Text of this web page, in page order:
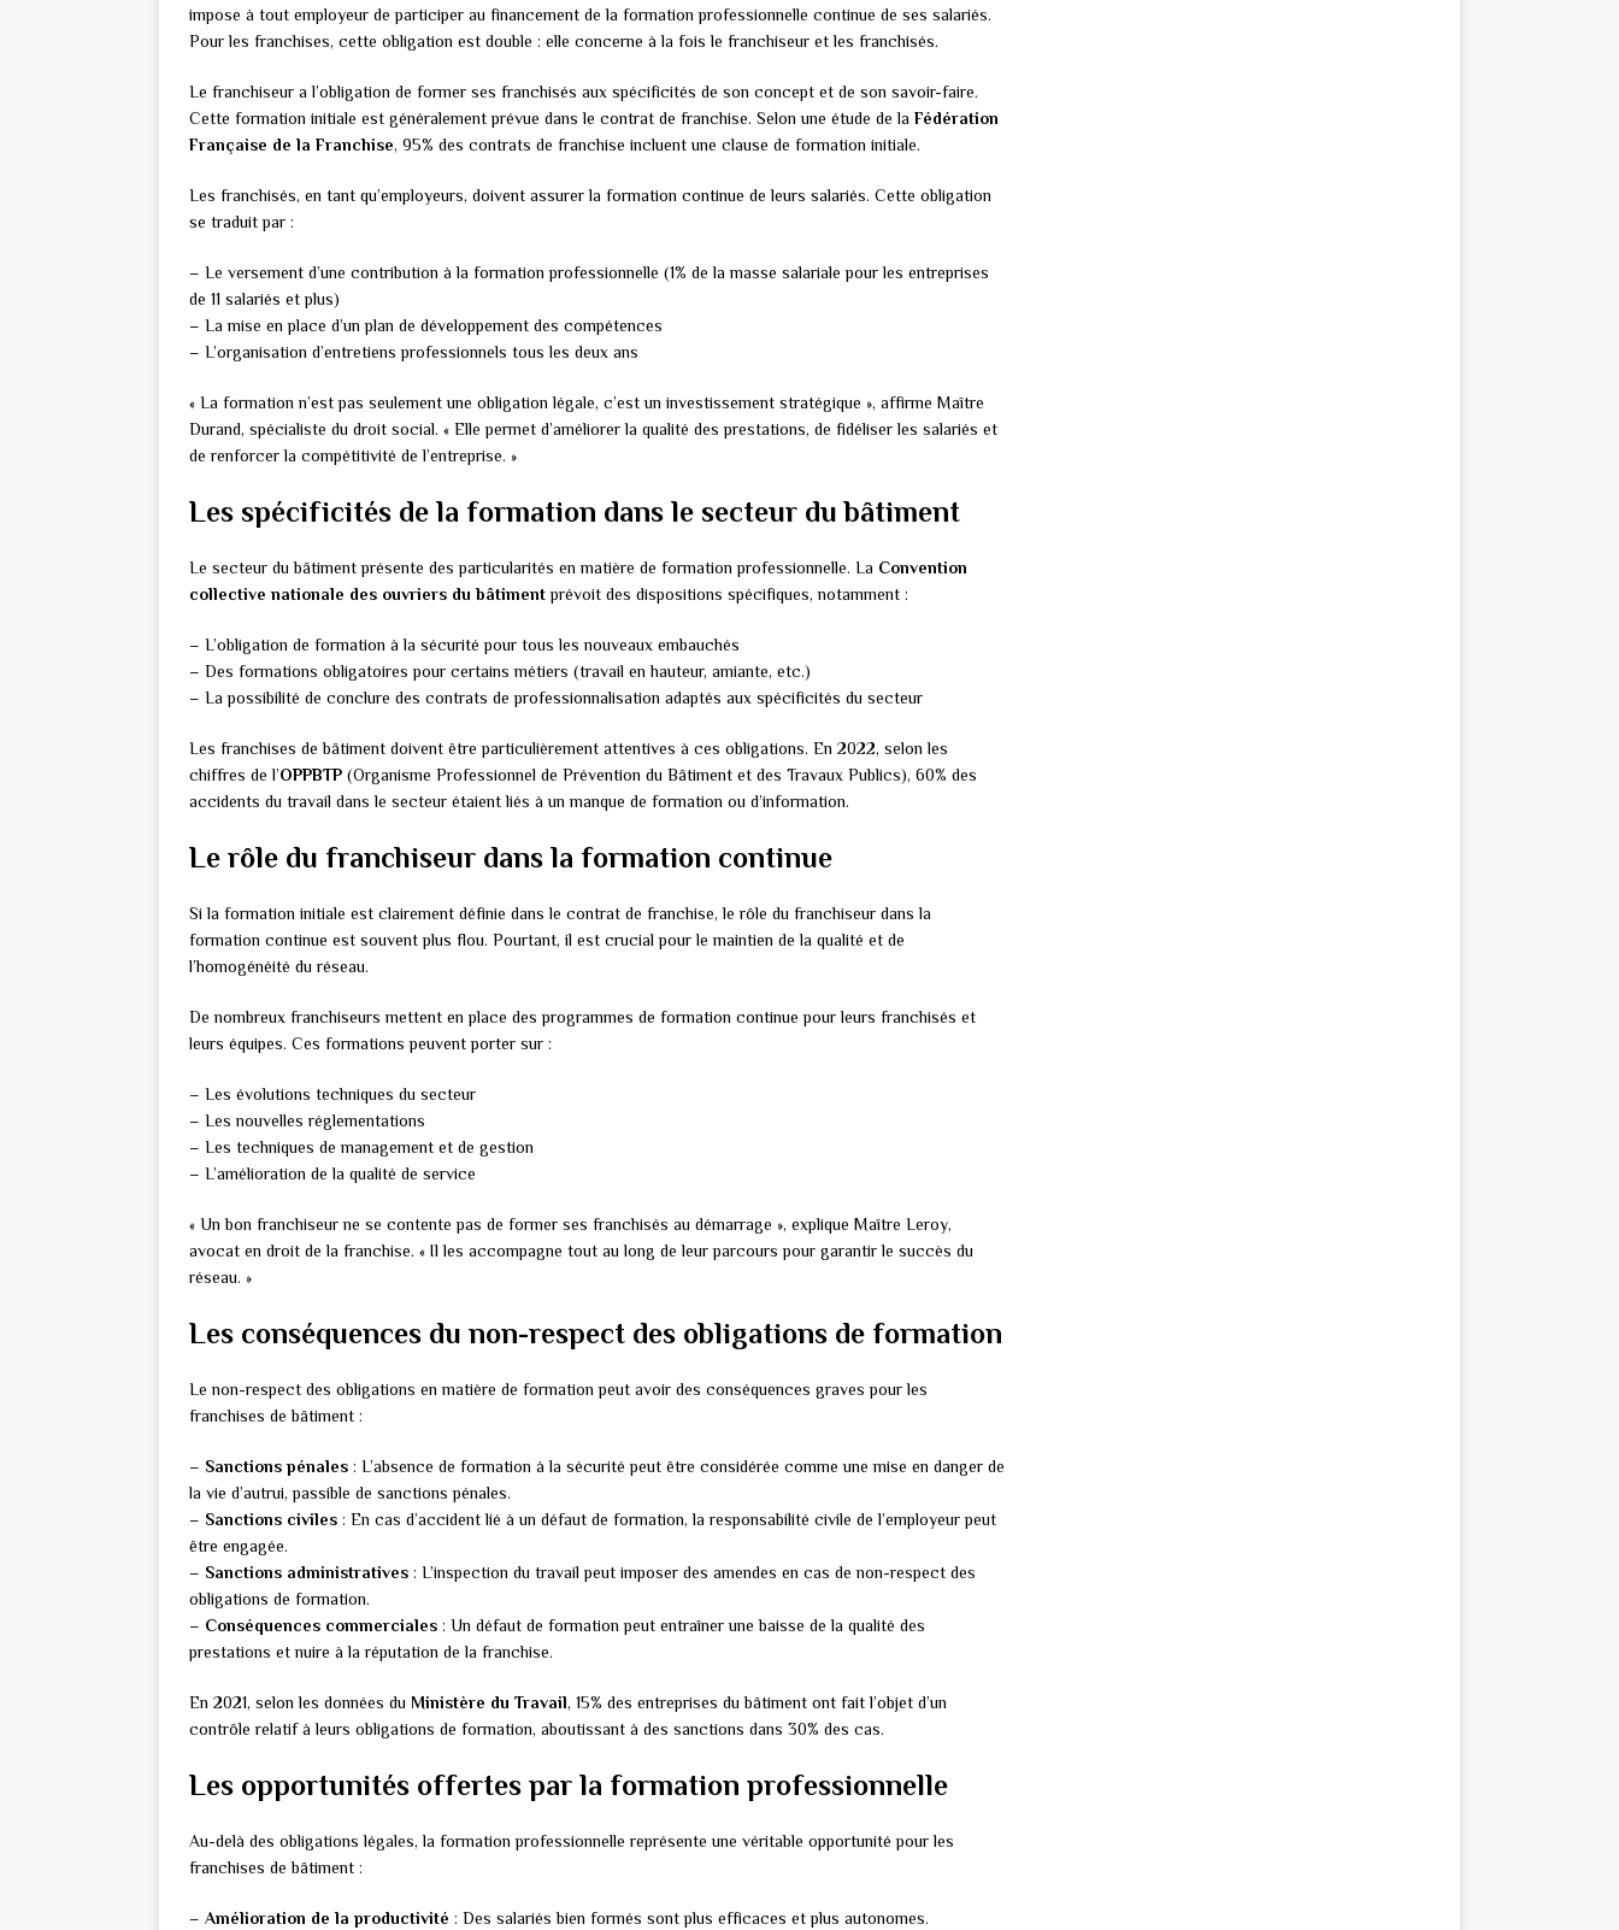
impose à tout employeur de participer au financement de la formation professionnelle continue de ses salariés.
Pour les franchises, cette obligation est double : elle concerne à la fois le franchiseur et les franchisés.
Le franchiseur a l’obligation de former ses franchisés aux spécificités de son concept et de son savoir-faire.
Cette formation initiale est généralement prévue dans le contrat de franchise. Selon une étude de la Fédération
Française de la Franchise, 95% des contrats de franchise incluent une clause de formation initiale.
Les franchisés, en tant qu’employeurs, doivent assurer la formation continue de leurs salariés. Cette obligation
se traduit par :
– Le versement d’une contribution à la formation professionnelle (1% de la masse salariale pour les entreprises
de 11 salariés et plus)
– La mise en place d’un plan de développement des compétences
– L’organisation d’entretiens professionnels tous les deux ans
« La formation n’est pas seulement une obligation légale, c’est un investissement stratégique », affirme Maître
Durand, spécialiste du droit social. « Elle permet d’améliorer la qualité des prestations, de fidéliser les salariés et
de renforcer la compétitivité de l’entreprise. »
Les spécificités de la formation dans le secteur du bâtiment
Le secteur du bâtiment présente des particularités en matière de formation professionnelle. La Convention
collective nationale des ouvriers du bâtimentprévoit des dispositions spécifiques, notamment :
– L’obligation de formation à la sécurité pour tous les nouveaux embauchés
– Des formations obligatoires pour certains métiers (travail en hauteur, amiante, etc.)
– La possibilité de conclure des contrats de professionnalisation adaptés aux spécificités du secteur
Les franchises de bâtiment doivent être particulièrement attentives à ces obligations. En 2022, selon les
chiffres de l’OPPBTP (Organisme Professionnel de Prévention du Bâtiment et des Travaux Publics), 60% des
accidents du travail dans le secteur étaient liés à un manque de formation ou d’information.
Le rôle du franchiseur dans la formation continue
Si la formation initiale est clairement définie dans le contrat de franchise, le rôle du franchiseur dans la
formation continue est souvent plus flou. Pourtant, il est crucial pour le maintien de la qualité et de
l’homogénéité du réseau.
De nombreux franchiseurs mettent en place des programmes de formation continue pour leurs franchisés et
leurs équipes. Ces formations peuvent porter sur :
– Les évolutions techniques du secteur
– Les nouvelles réglementations
– Les techniques de management et de gestion
– L’amélioration de la qualité de service
« Un bon franchiseur ne se contente pas de former ses franchisés au démarrage », explique Maître Leroy,
avocat en droit de la franchise. « Il les accompagne tout au long de leur parcours pour garantir le succès du
réseau. »
Les conséquences du non-respect des obligations de formation
Le non-respect des obligations en matière de formation peut avoir des conséquences graves pour les
franchises de bâtiment :
– Sanctions pénales : L’absence de formation à la sécurité peut être considérée comme une mise en danger de
la vie d’autrui, passible de sanctions pénales.
– Sanctions civiles : En cas d’accident lié à un défaut de formation, la responsabilité civile de l’employeur peut
être engagée.
– Sanctions administratives : L’inspection du travail peut imposer des amendes en cas de non-respect des
obligations de formation.
– Conséquences commerciales : Un défaut de formation peut entraîner une baisse de la qualité des
prestations et nuire à la réputation de la franchise.
En 2021, selon les données du Ministère du Travail, 15% des entreprises du bâtiment ont fait l’objet d’un
contrôle relatif à leurs obligations de formation, aboutissant à des sanctions dans 30% des cas.
Les opportunités offertes par la formation professionnelle
Au-delà des obligations légales, la formation professionnelle représente une véritable opportunité pour les
franchises de bâtiment :
– Amélioration de la productivité : Des salariés bien formés sont plus efficaces et plus autonomes.